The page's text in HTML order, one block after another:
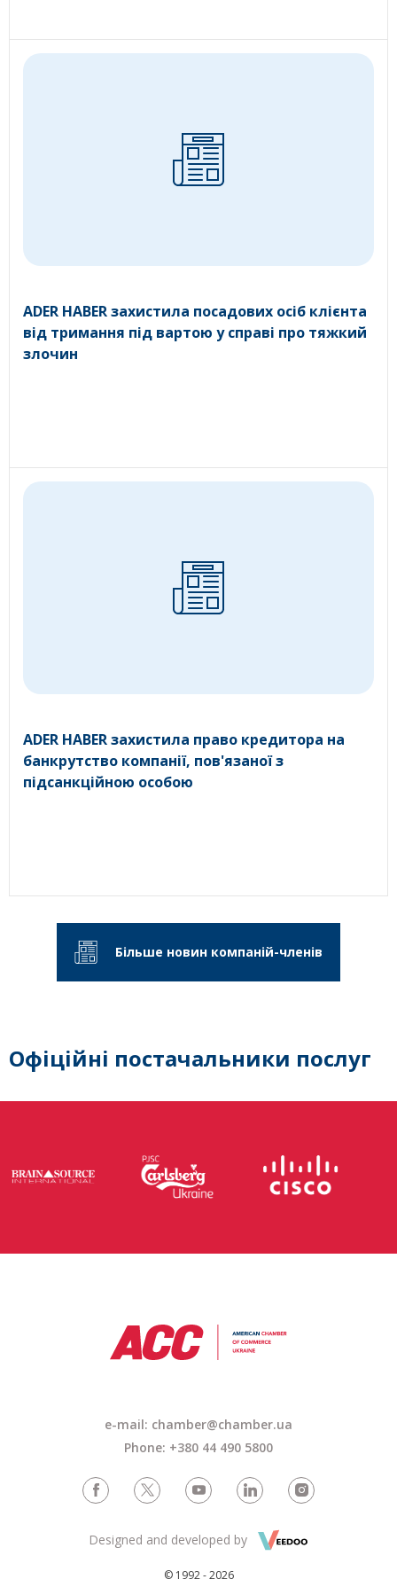
ADER HABER захистила посадових осіб клієнта
від тримання під вартою у справі про тяжкий
злочин
ADER HABER захистила право кредитора на
банкрутство компанії, пов'язаної з
підсанкційною особою
Більше новин компаній-членів
Офіційні постачальники послуг
e-mail: chamber@chamber.ua
Phone: +380 44 490 5800
© 1992 - 2026
Designed and developed by